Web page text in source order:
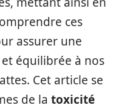
ces
assurer une
équilibrée à nos
Cet article se
de la toxicité